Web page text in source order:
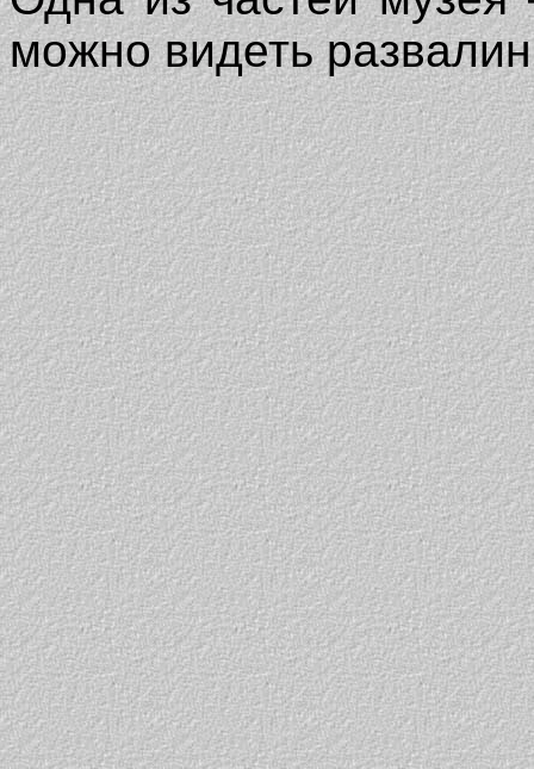
можно видеть